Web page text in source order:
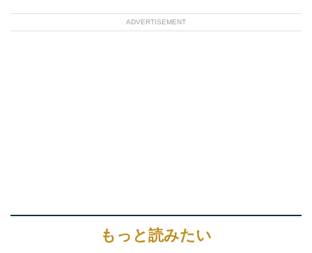
ADVERTISEMENT
もっと読みたい